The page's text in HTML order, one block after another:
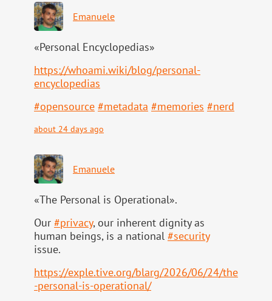
Emanuele
«Personal Encyclopedias»
https://whoami.wiki/blog/personal-
encyclopedias
#opensource #metadata #memories #nerd
about 24 days ago
Emanuele
«The Personal is Operational».
Our #privacy, our inherent dignity as
human beings, is a national #security
issue.
https://exple.tive.org/blarg/2026/06/24/the
-personal-is-operational/